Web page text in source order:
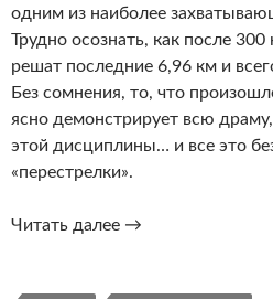
одним из наиболее
Трудно осознать, как после 300
решат последние 6,96 км и
Без сомнения, то, что
ясно демонстрирует всю
этой дисциплины… и все это
«перестрелки».
Читать далее Ралли
→